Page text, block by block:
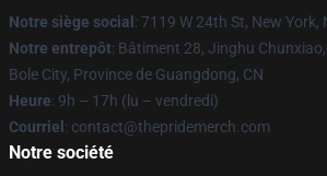
Notre siège social : 7119 W 24th St, New York,
Notre entrepôt: Bâtiment 28, Jinghu
Bole City, Province de Guangdong, CN
Heure: 9h – 17h (lu – vendredi)
Courriel : contact@thepridemerch.com
Notre société